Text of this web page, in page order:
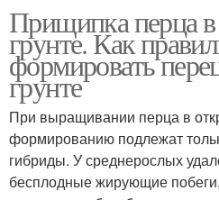
Прищипка перца
грунте. Как
формировать
грунте
При выращивании перца в
формированию подлежат
гибриды. У среднерослых
бесплодные жирующие